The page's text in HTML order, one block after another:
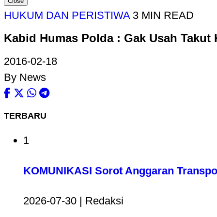
HUKUM DAN PERISTIWA 3 MIN READ
Kabid Humas Polda : Gak Usah Takut
2016-02-18
By News
TERBARU
1
KOMUNIKASI Sorot Anggaran
2026-07-30 | Redaksi